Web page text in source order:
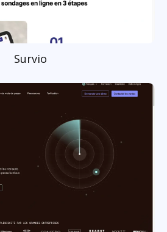
Survio